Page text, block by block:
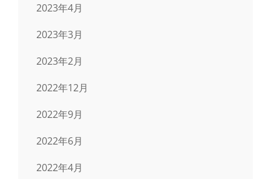
2023年4月
2023年3月
2023年2月
2022年12月
2022年9月
2022年6月
2022年4月